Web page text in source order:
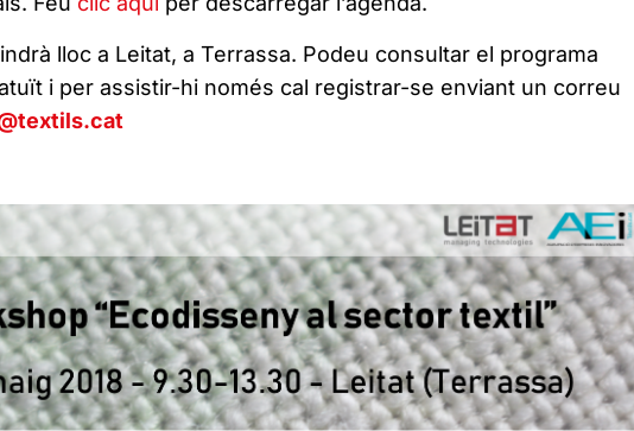
lloc a Leitat, a Terrassa. Podeu consultar el programa
i per assistir-hi només cal registrar-se enviant un correu